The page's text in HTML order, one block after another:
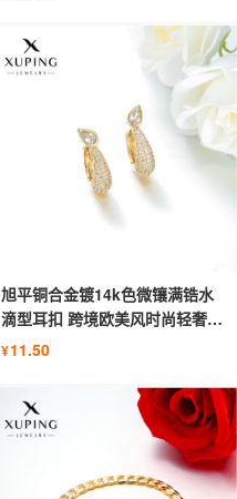
旭平铜合金镀14k色微镶满锆水
滴型耳扣 跨境欧美风时尚轻奢耳
饰女
¥11.50